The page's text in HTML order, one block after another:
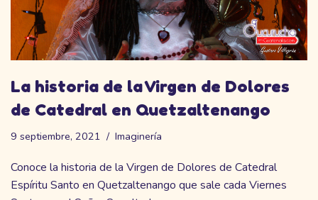
La historia de la Virgen de Dolores
de Catedral en Quetzaltenango
9 septiembre, 2021 Imaginería
Conoce la historia de la Virgen de Dolores de Catedral
Espíritu Santo en Quetzaltenango que sale cada Viernes